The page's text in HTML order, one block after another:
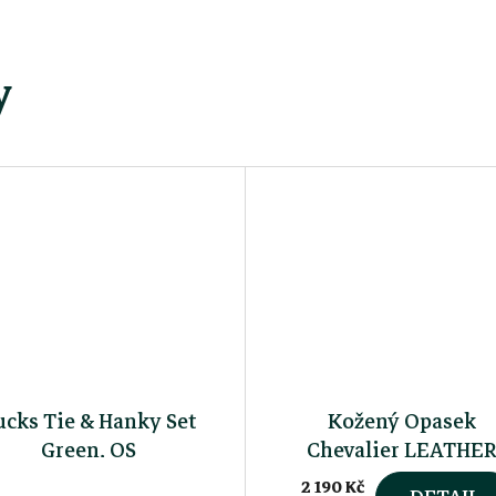
Tie & Hanky Set
Green, OS
Kožený Opasek
Chevalier
BELT
2 190 Kč